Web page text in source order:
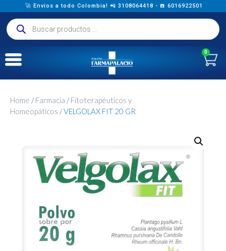
🚀 Envíos a todo Colombia! 📲 3108064418 - ☎️ 6016922501
0
Home /Farmacia /Fitoterapéuticos y
Homeopáticos / VELGOLAX FIT 20 GR